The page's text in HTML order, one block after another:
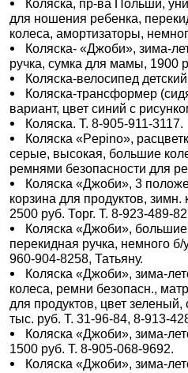
Коляска, пр-ва Польши,
для ношения ребенка,
колеса, амортизаторы,
Коляска- «Джоби», зима-
ручка, сумка для мамы, 1900
Коляска-велосипед
Коляска-трансформер
вариант, цвет синий с
Коляска. Т. 8-905-911-3117.
Коляска «Pepino»,
серые, высокая, большие
ремнями безопасности для
Коляска «Джоби», 3
корзина для продуктов, зимн.
2500 руб. Торг. Т. 8-923-489-
Коляска «Джоби»,
перекидная ручка, немного б/
960-904-8258, Татьяну.
Коляска «Джоби», зима-
колеса, ремни безопасн.,
для продуктов, цвет зеленый,
тыс. руб. Т. 31-96-84, 8-913-
Коляска «Джоби», зима-
1500 руб. Т. 8-905-068-9692.
Коляска «Джоби», зима-